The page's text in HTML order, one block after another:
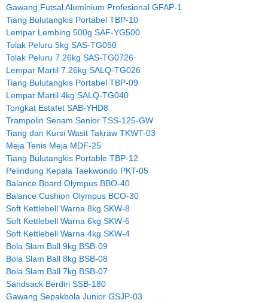
Gawang Futsal Aluminium Profesional GFAP-1
Tiang Bulutangkis Portabel TBP-10
Lempar Lembing 500g SAF-YG500
Tolak Peluru 5kg SAS-TG050
Tolak Peluru 7.26kg SAS-TG0726
Lempar Martil 7.26kg SALQ-TG026
Tiang Bulutangkis Portabel TBP-09
Lempar Martil 4kg SALQ-TG040
Tongkat Estafet SAB-YHD8
Trampolin Senam Senior TSS-125-GW
Tiang dan Kursi Wasit Takraw TKWT-03
Meja Tenis Meja MDF-25
Tiang Bulutangkis Portable TBP-12
Pelindung Kepala Taekwondo PKT-05
Balance Board Olympus BBO-40
Balance Cushion Olympus BCO-30
Soft Kettlebell Warna 8kg SKW-8
Soft Kettlebell Warna 6kg SKW-6
Soft Kettlebell Warna 4kg SKW-4
Bola Slam Ball 9kg BSB-09
Bola Slam Ball 8kg BSB-08
Bola Slam Ball 7kg BSB-07
Sandsack Berdiri SSB-180
Gawang Sepakbola Junior GSJP-03